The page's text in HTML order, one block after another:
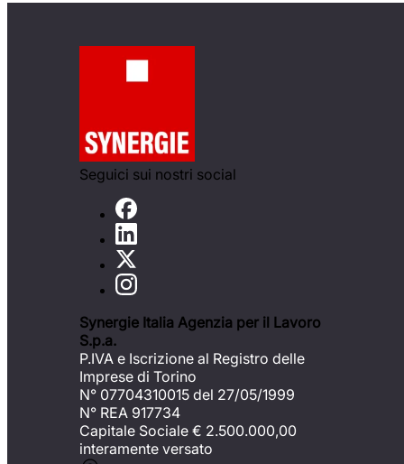
Seguici sui nostri social
Synergie Italia Agenzia per il Lavoro
S.p.a.
P.IVA e Iscrizione al Registro delle
Imprese di Torino
N° 07704310015 del 27/05/1999
N° REA 917734
Capitale Sociale € 2.500.000,00
interamente versato